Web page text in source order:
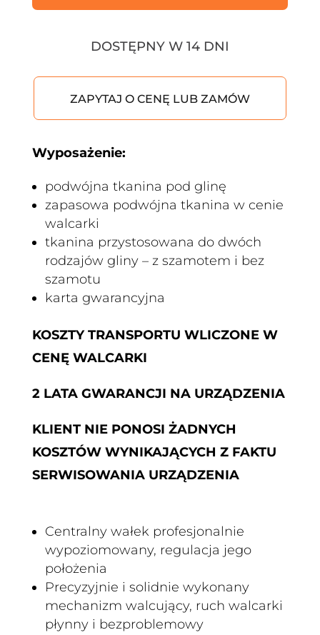
DOSTĘPNY W 14 DNI
ZAPYTAJ O CENĘ LUB ZAMÓW
Wyposażenie:
podwójna tkanina pod glinę
zapasowa podwójna tkanina w cenie
walcarki
tkanina przystosowana do dwóch
rodzajów gliny – z szamotem i bez
szamotu
karta gwarancyjna
KOSZTY TRANSPORTU WLICZONE W
CENĘ WALCARKI
2 LATA GWARANCJI NA URZĄDZENIA
KLIENT NIE PONOSI ŻADNYCH
KOSZTÓW WYNIKAJĄCYCH Z FAKTU
SERWISOWANIA URZĄDZENIA
Centralny wałek profesjonalnie
wypoziomowany, regulacja jego
położenia
Precyzyjnie i solidnie wykonany
mechanizm walcujący, ruch walcarki
płynny i bezproblemowy